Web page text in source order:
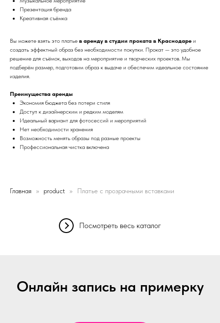
Презентация бренда
Креативная съёмка
Вы можете взять это платье в аренду в студии проката в Краснодаре и
создать эффектный образ без необходимости покупки. Прокат — это удобное
решение для съёмок, выходов на мероприятие и творческих проектов. Мы
подберём размер, подготовим образ к выдаче и обеспечим идеальное состояние
изделия.
Преимущества аренды
Экономия бюджета без потери стиля
Доступ к дизайнерским и редким моделям
Идеальный вариант для фотосессий и мероприятий
Нет необходимости хранения
Возможность менять образы под разные проекты
Профессиональная чистка включена
Главная product Платье с прозрачными вставками
Посмотреть весь каталог
Онлайн запись на примерку